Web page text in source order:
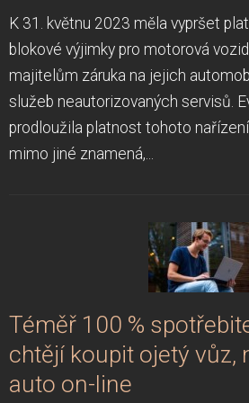
K 31. květnu 2023 měla vypršet
blokové výjimky pro motorová
majitelům záruka na jejich
služeb neautorizovaných servisů.
prodloužila platnost tohoto
mimo jiné znamená,...
Téměř 100 %
chtějí koupit ojetý vůz,
auto on-line